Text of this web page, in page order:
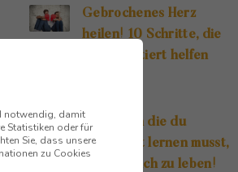
Gebrochenes Herz
heilen! 10 Schritte, die
dir garantiert helfen
10 Regeln die du
unbedingt lernen musst,
um glücklich zu leben!
notwendig, damit
Statistiken oder für
Sie, dass unsere
zu Cookies